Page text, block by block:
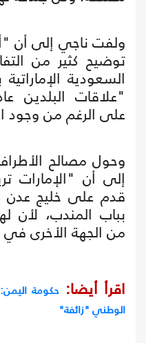
ولفت ناجي إلى أن
توضيح كثير من
السعودية
"علاقات البلدين
على الرغم من وجود
وحول مصالح
إلى أن "الإمارات
قدم على خليج عدن
بباب المندب، لأن
من الجهة الأخرى في
اقرأ أيضا: حكومة
الوطني "زائفة"